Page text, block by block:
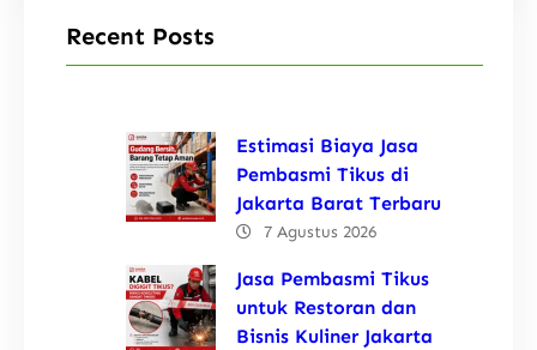
Recent Posts
Estimasi Biaya Jasa
Pembasmi Tikus di
Jakarta Barat Terbaru
7 Agustus 2026
Jasa Pembasmi Tikus
untuk Restoran dan
Bisnis Kuliner Jakarta